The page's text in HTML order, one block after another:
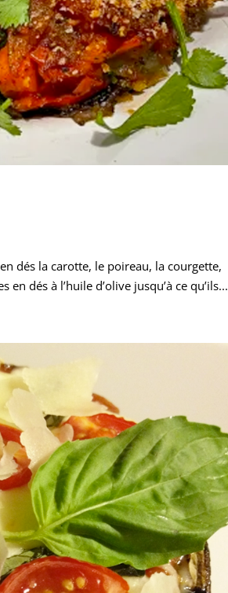
dés la carotte, le poireau, la courgette,
dés à l’huile d’olive jusqu’à ce qu’ils...